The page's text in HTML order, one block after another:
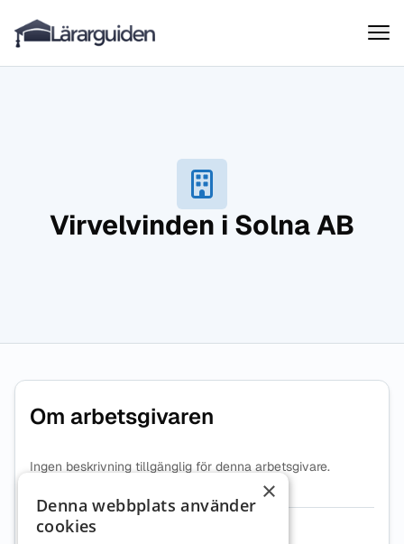
Hoppa till innehåll
Lärarguiden
Virvelvinden i Solna AB
Om arbetsgivaren
Ingen beskrivning tillgänglig för denna arbetsgivare.
Organisationsnummer
×
Denna webbplats använder
cookies